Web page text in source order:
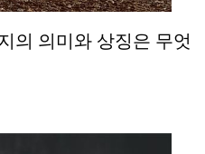
의 의미와 상징은 무엇